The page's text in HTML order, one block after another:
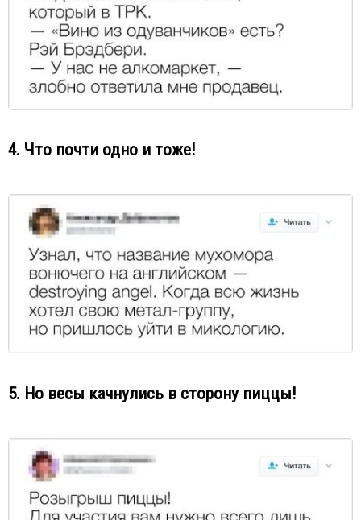
4. Что почти одно и тоже!
5. Но весы качнулись в сторону пиццы!